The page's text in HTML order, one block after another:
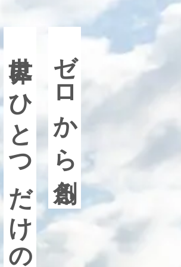
ゼロから創る
世界にひとつだけの家